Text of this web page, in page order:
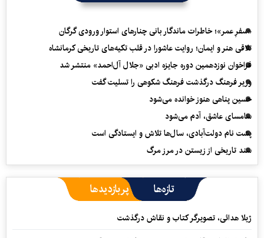
«سفرِ عمر»؛ خاطرات ماندگار بانی چنارهای استوار ورودی گرگان
تلاقی هنر و ایمان؛ روایت عاشورا در قلب تکیه‌های تاریخی کرمانشاه
فراخوان نوزدهمین دوره جایزه ادبی «جلال آل‌احمد» منتشر شد
وزیر فرهنگ درگذشت فرهنگ شکوهی را تسلیت گفت
حسین پناهی هنوز خوانده می‌شود
سامسای عاشق، آدم می‌شود
پشت نام دولت‌آبادی، سال‌ها تلاش و ایستادگی است
سند تاریخی از زیستن در مرز مرگ
تازه‌ها پربازدیدها
ژیلا هدائی، تصویرگر کتاب و نقاش درگذشت